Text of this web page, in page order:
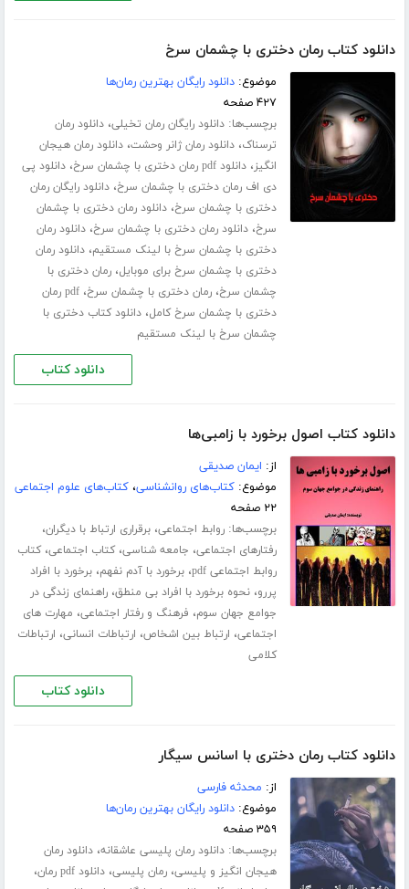
دانلود کتاب رمان دختری با چشمان سرخ
موضوع:دانلود رایگان بهترین رمان‌ها
۴۲۷ صفحه
برچسب‌ها:دانلود رایگان رمان تخیلی،دانلود رمان
ترسناک،دانلود رمان ژانر وحشت،دانلود رمان هیجان
انگیز،دانلود pdf رمان دختری با چشمان سرخ ،دانلود پی
دی اف رمان دختری با چشمان سرخ،دانلود رایگان رمان
دختری با چشمان سرخ،دانلود رمان دختری با چشمان
سرخ،دانلود رمان دختری با چشمان سرخ،دانلود رمان
دختری با چشمان سرخ با لینک مستقیم،دانلود رمان
دختری با چشمان سرخ برای موبایل،رمان دختری با
چشمان سرخ،رمان دختری با چشمان سرخ،
pdf رمان
دختری با چشمان سرخ کامل،دانلود کتاب دختری با
چشمان سرخ با لینک مستقیم
دانلود کتاب
دانلود کتاب اصول برخورد با زامبی‌ها
از: ایمان صدیقی
موضوع:کتاب‌های روانشناسی،کتاب‌های علوم اجتماعی
۲۲ صفحه
برچسب‌ها:روابط اجتماعی،برقراری ارتباط با دیگران،
رفتارهای اجتماعی، جامعه شناسی،کتاب اجتماعی،کتاب
روابط اجتماعی pdf
،برخورد با آدم نفهم،برخورد با افراد
پررو،نحوه برخورد با افراد بی منطق،راهنمای زندگی در
جوامع جهان سوم، فرهنگ و رفتار اجتماعی، مهارت های
اجتماعی، ارتباط بین اشخاص، ارتباطات انسانی، ارتباطات
کلامی
دانلود کتاب
دانلود کتاب رمان دختری با اسانس سیگار
از: محدثه فارسی
موضوع:دانلود رایگان بهترین رمان‌ها
۳۵۹ صفحه
برچسب‌ها:دانلود رمان پلیسی عاشقانه،دانلود رمان
هیجان انگیز و پلیسی،رمان پلیسی،دانلود pdf رمان ،